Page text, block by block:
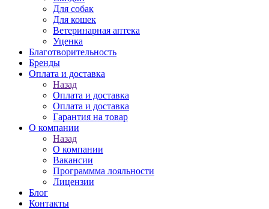
Для собак
Для кошек
Ветеринарная аптека
Уценка
Благотворительность
Бренды
Оплата и доставка
Назад
Оплата и доставка
Оплата и доставка
Гарантия на товар
О компании
Назад
О компании
Вакансии
Программма лояльности
Лицензии
Блог
Контакты